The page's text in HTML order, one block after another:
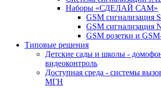
Наборы «СДЕЛАЙ САМ»
GSM сигнализация
GSM сигнализация
GSM розетки и
Типовые решения
Детские сады и школы -
видеоконтроль
Доступная среда - системы
МГН